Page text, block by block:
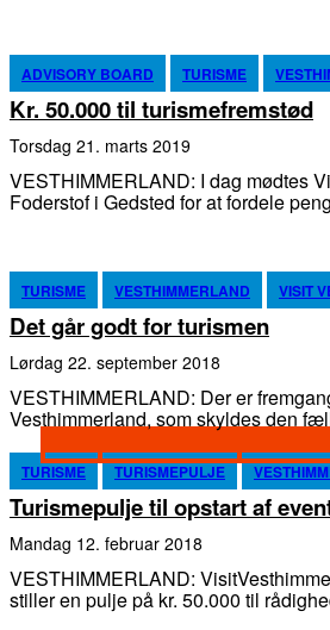
ADVISORY BOARD TURISME
Kr. 50.000 til turismefremstød
torsdag 21. marts 2019
VESTHIMMERLAND: I dag mødtes
Foderstof i Gedsted for at
TURISME VESTHIMMERLAND VISIT
Det går godt for turismen
lørdag 22. september 2018
VESTHIMMERLAND: Der er
Vesthimmerland, som skyldes den
TURISME TURISMEPULJE
Turismepulje til opstart af
mandag 12. februar 2018
VESTHIMMERLAND:
stiller en pulje på kr. 50.000 til